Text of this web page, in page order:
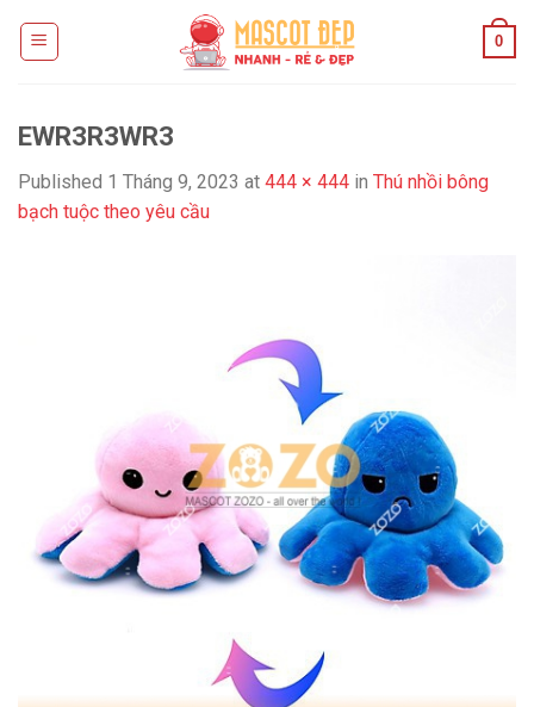
0
EWR3R3WR3
Published 1 Tháng 9, 2023 at 444 × 444 in Thú nhồi bông
bạch tuộc theo yêu cầu